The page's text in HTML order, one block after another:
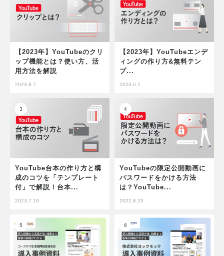
【2023年】YouTubeのクリ
ップ機能とは？使い方、活
用方法を解説
2023.8.7
【2023年】YouTubeエンデ
ィングの作り方&無料テン
プ...
2023.6.1
YouTube台本の作り方と構
成のコツを「テンプレート
付」で解説！台本...
2023.7.19
YouTubeの限定公開動画に
パスワードをかける方法
は？YouTube...
2022.8.23